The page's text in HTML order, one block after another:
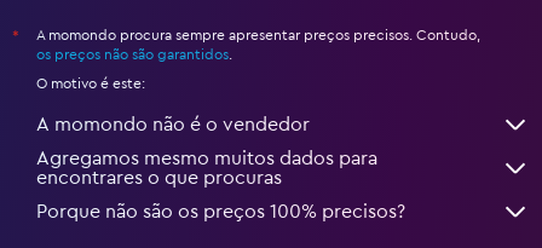
*
A momondo procura sempre apresentar preços precisos. Contudo,
os preços não são garantidos
O motivo é este:
A momondo não é o vendedor
Agregamos mesmo muitos dados para
encontrares o que procuras
Porque não são os preços 100% precisos?